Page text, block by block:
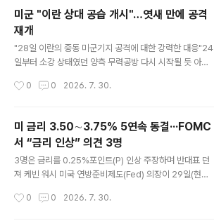
한 행정명령을 공개하고 있다. [EPA=연합] 도널드 트럼프
미국 대통령이 6일(현지시간) 자녀의 미국 시민권 획득을
위한 이른바 '원정출산'을 차단하는 조치에 나섰다. 트럼프
대통령은 이날 백악관에서 서명식을 열고 이같은 내용을
골자로 하는 행정명령에 서명했다. 트럼프 대통령은 출생
결에 대해 "아주 유감스러운 결정"이라며 "아주 부당하다.
미군 "이란 상대 공습 개시"…엿새 만에 공격
재개
"28일 이란의 중동 미군기지 공격에 대한 강력한 대응"24
일부터 소강 상태였던 양측 무력공방 다시 시작될 듯 아라
군이 29일(현지시간) 엿새 만에 이란을 상대로 한 공습을
늘 오후 8시부터 이란을 상대로 공습을 개시했다"고 밝혔
다.미 동부시간 오후 8시는 이란 테헤란 시간으로 30일 새
벽 3시 30분이다. 미군의 공식 확인에 앞서 미 인터넷매체
악시오스의 바락 라비드 기자는 이날 엑스에 "미군이 이란
전했다. 중부사령부는 이번 공습이 "어제(28일) 중동에 주
0 0 2026. 7. 30.
미 금리 3.50∼3.75% 5연속 동결···FOMC
서 “금리 인상” 의견 3명
3명은 금리를 0.25%포인트(P) 인상 주장하며 반대표 던
져 케빈 워시 미국 연방준비제도(Fed) 의장이 29일(현지
합 미국 중앙은행인 연방준비제도(Fed·연준)는 29일(현
0 0 2026. 7. 30.